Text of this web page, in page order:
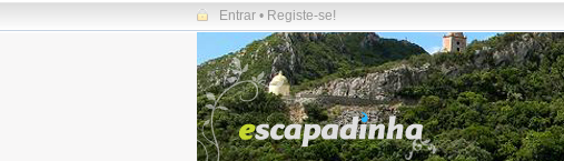
Entrar • Registe-se!